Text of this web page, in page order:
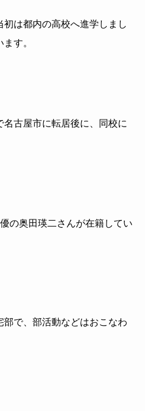
は都内の高校へ進学しまし
ます。
古屋市に転居後に、同校に
の奥田瑛二さんが在籍してい
で、部活動などはおこなわ